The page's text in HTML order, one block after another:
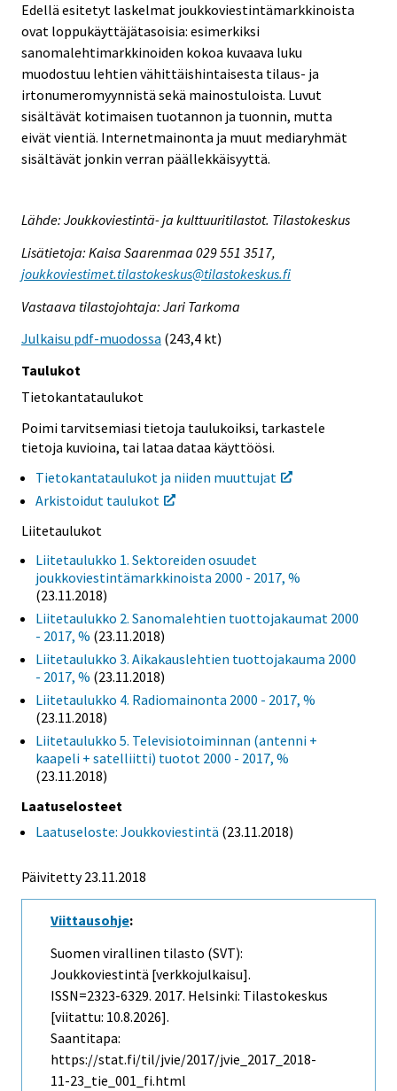
Edellä esitetyt laskelmat joukkoviestintämarkkinoista
ovat loppukäyttäjätasoisia: esimerkiksi
sanomalehtimarkkinoiden kokoa kuvaava luku
muodostuu lehtien vähittäishintaisesta tilaus- ja
irtonumeromyynnistä sekä mainostuloista. Luvut
sisältävät kotimaisen tuotannon ja tuonnin, mutta
eivät vientiä. Internetmainonta ja muut mediaryhmät
sisältävät jonkin verran päällekkäisyyttä.
Lähde: Joukkoviestintä- ja kulttuuritilastot. Tilastokeskus
Lisätietoja: Kaisa Saarenmaa 029 551 3517,
joukkoviestimet.tilastokeskus@tilastokeskus.fi
Vastaava tilastojohtaja: Jari Tarkoma
Julkaisu pdf-muodossa (243,4 kt)
Taulukot
Tietokantataulukot
Poimi tarvitsemiasi tietoja taulukoiksi, tarkastele
tietoja kuvioina, tai lataa dataa käyttöösi.
Tietokantataulukot ja niiden muuttujat
Arkistoidut taulukot
Liitetaulukot
Liitetaulukko 1. Sektoreiden osuudet
joukkoviestintämarkkinoista 2000 - 2017, %
(23.11.2018)
Liitetaulukko 2. Sanomalehtien tuottojakaumat 2000
- 2017, % (23.11.2018)
Liitetaulukko 3. Aikakauslehtien tuottojakauma 2000
- 2017, % (23.11.2018)
Liitetaulukko 4. Radiomainonta 2000 - 2017, %
(23.11.2018)
Liitetaulukko 5. Televisiotoiminnan (antenni +
kaapeli + satelliitti) tuotot 2000 - 2017, %
(23.11.2018)
Laatuselosteet
Laatuseloste: Joukkoviestintä (23.11.2018)
Päivitetty 23.11.2018
Viittausohje:
Suomen virallinen tilasto (SVT):
Joukkoviestintä [verkkojulkaisu].
ISSN=2323-6329. 2017. Helsinki: Tilastokeskus
[viitattu: 10.8.2026].
Saantitapa:
https://stat.fi/til/jvie/2017/jvie_2017_2018-
11-23_tie_001_fi.html